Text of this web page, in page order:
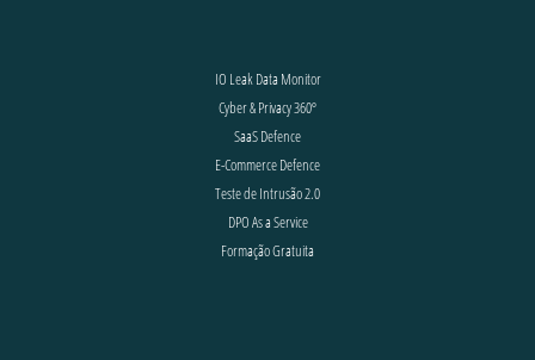
IO Leak Data Monitor
Cyber & Privacy 360º
SaaS Defence
E-Commerce Defence
Teste de Intrusão 2.0
DPO As a Service
Formação Gratuita